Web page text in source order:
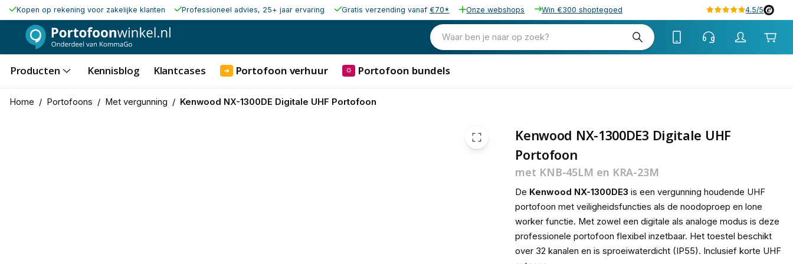
Kopen op rekening voor zakelijke klanten Professioneel advies, 25+ jaar ervaring Gratis verzending vanaf €70* Onze webshops Win €300 shoptegoed 4.5/5
Waar ben je naar op zoek?
Producten Kennisblog Klantcases ➜ Portofoon verhuur ⛭ Portofoon bundels
Home / Portofoons / Met vergunning / Kenwood NX-1300DE Digitale UHF Portofoon
Kenwood NX-1300DE3 Digitale UHF
Portofoon
met KNB-45LM en KRA-23M
De Kenwood NX-1300DE3 is een vergunning houdende UHF
portofoon met veiligheidsfuncties als de noodoproep en lone
worker functie. Met zowel een digitale als analoge modus is deze
professionele portofoon flexibel inzetbaar. Het toestel beschikt
over 32 kanalen en is sproeiwaterdicht (IP55). Inclusief korte UHF
€ 320,65